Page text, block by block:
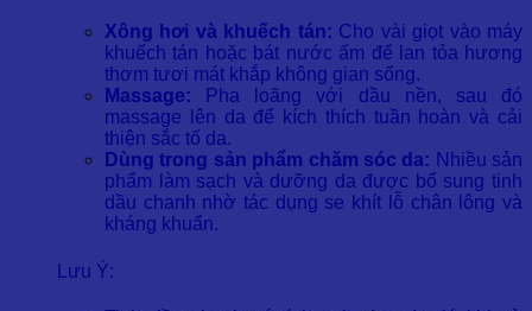
Xông hơi và khuếch tán: Cho vài giọt vào máy
khuếch tán hoặc bát nước ấm để lan tỏa hương
thơm tươi mát khắp không gian sống.
Massage: Pha loãng với dầu nền, sau đó
massage lên da để kích thích tuần hoàn và cải
thiện sắc tố da.
Dùng trong sản phẩm chăm sóc da: Nhiều sản
phẩm làm sạch và dưỡng da được bổ sung tinh
dầu chanh nhờ tác dụng se khít lỗ chân lông và
kháng khuẩn.
Lưu Ý: